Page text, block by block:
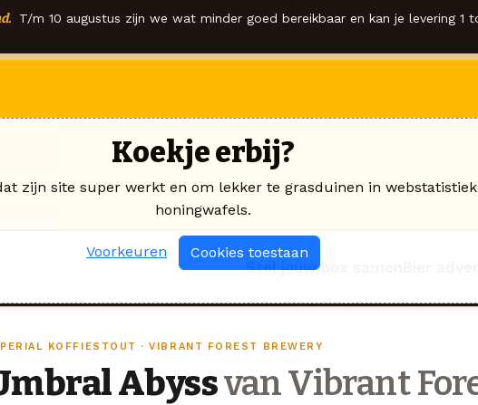
T/m 10 augustus zijn we wat minder goed bereikbaar en kan je levering 1
Stel jouw box samen
KOFFIESTOUT · VIBRANT FOREST BREWERY
Abyssvan Vibrant
Koekje erbij?
zijn site super werkt en om lekker te grasduinen in
honingwafels.
Voorkeuren Cookies toestaan